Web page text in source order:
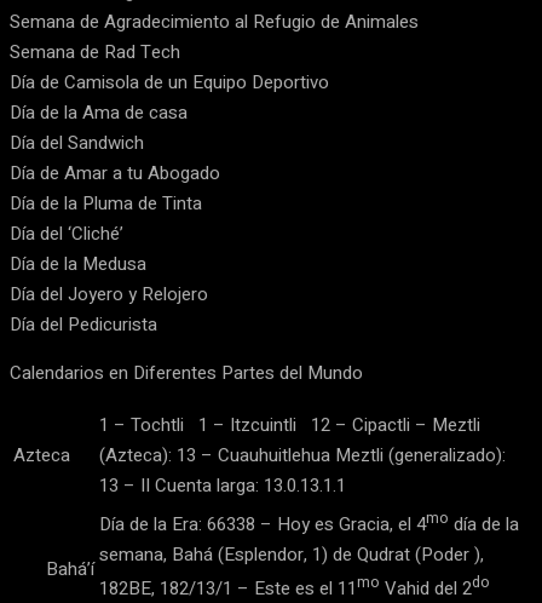
Semana de Agradecimiento al Refugio de Animales
Semana de Rad Tech
Día de Camisola de un Equipo Deportivo
Día de la Ama de casa
Día del Sandwich
Día de Amar a tu Abogado
Día de la Pluma de Tinta
Día del ‘Cliché’
Día de la Medusa
Día del Joyero y Relojero
Día del Pedicurista
Calendarios en Diferentes Partes del Mundo
Azteca
1 – Tochtli 1 – Itzcuintli 12 – Cipactli – Meztli
(Azteca): 13 – Cuauhuitlehua Meztli (generalizado):
13 – II Cuenta larga: 13.0.13.1.1
Bahá’í
Día de la Era: 66338 – Hoy es Gracia, el 4mo día de la
semana, Bahá (Esplendor, 1) de Qudrat (Poder ),
182BE, 182/13/1 – Este es el 11mo Vahid del 2do